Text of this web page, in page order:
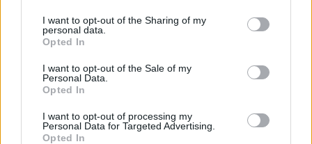
not limited to your visit or usage behaviour. You may click to
grant or deny consent to Google and its third-party tags to
use your data for below specified purposes in below Google
consent section.
I want to opt-out of the Sharing of my
personal data.
Opted In
I want to opt-out of the Sale of my
Personal Data.
Opted In
I want to opt-out of processing my
Personal Data for Targeted Advertising.
Opted In
“Tu varētu aizvērties!”
nonāk uzmanības
centrā – šoreiz ar
superdārgu pulksteni
“nodos uguņus”, bet
vienai – labāk palikt